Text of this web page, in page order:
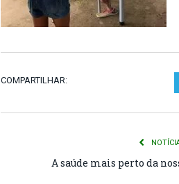
COMPARTILHAR:
A saúde mais perto da